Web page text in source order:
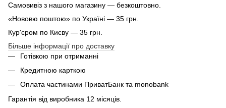
Самовивіз з нашого магазину — безкоштовно.
«Нововю поштою» по Україні — 35 грн.
Кур'єром по Києву — 35 грн.
Більше інформації про доставку
Готівкою при отриманні
Кредитною карткою
Оплата частинами ПриватБанк та monobank
Гарантія від виробника 12 місяців.